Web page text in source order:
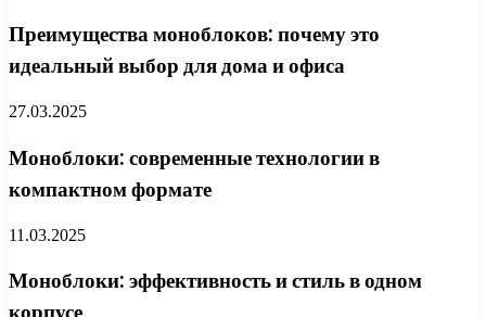
Преимущества моноблоков: почему это
идеальный выбор для дома и офиса
27.03.2025
Моноблоки: современные технологии в
компактном формате
11.03.2025
Моноблоки: эффективность и стиль в одном